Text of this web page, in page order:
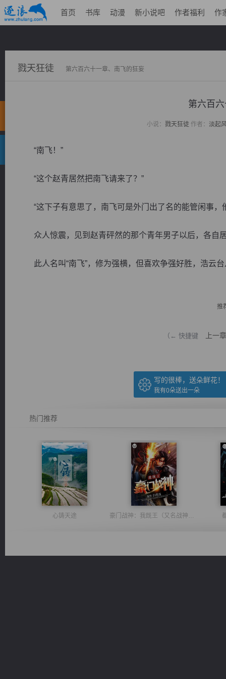
首页 书库 动漫 新小说吧 作者福利 作
戮天狂徒 第六百六十一章、南飞的狂妄
第六百
小说： 戮天狂徒作者： 淡起
“南飞！”
“这个赵青居然把南飞请来了？”
“这下子有意思了，南飞可是外门出了名的能管闲事，
众人惊震，见到赵青砰然的那个青年男子以后，各自
此人名叫“南飞”，修为强横，但喜欢争强好胜，浩云台
推
（← 快捷键 上一章
写的很棒，送朵鲜花！
我有0朵送出一朵
热门推荐
心铸天途 豪门战神：我既王（又名战神归来不败神婿修罗战神）